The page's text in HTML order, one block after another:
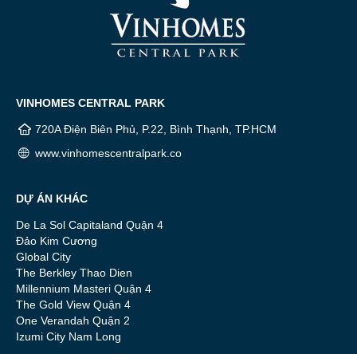
VINHOMES CENTRAL PARK
720A Điện Biên Phủ, P.22, Bình Thạnh, TP.HCM
www.vinhomescentralpark.co
DỰ ÁN KHÁC
De La Sol Capitaland Quận 4
Đảo Kim Cương
Global City
The Berkley Thao Dien
Millennium Masteri Quận 4
The Gold View Quận 4
One Verandah Quận 2
Izumi City Nam Long